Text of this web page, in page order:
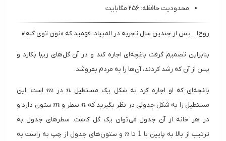
محدودیت حافظه: ۲۵۶ مگابایت
روح‌ا... پس از چندین سال تجربه در المپیاد، فهمید که «نون توی گله!»
بنابراین تصمیم گرفت باغچه‌ای اجاره کند و در آن گل‌های زیبا بکارد و
پس از آن که رشد کردند، آن‌ها را به مردم بفروشد.
باغچه‌ای که او اجاره کرد به شکل یک مستطیل nدرm
mاست. این
مستطیل را به شکل جدولی در نظر بگیرید که
n
n سطر و
m
m ستون دارد و
در هر خانه از آن جدول می‌توان یک گل کاشت. سطرهای جدول به
ترتیب از بالا به پایین با
1
1 تا
n
n و ستون‌های جدول از چپ به راست به